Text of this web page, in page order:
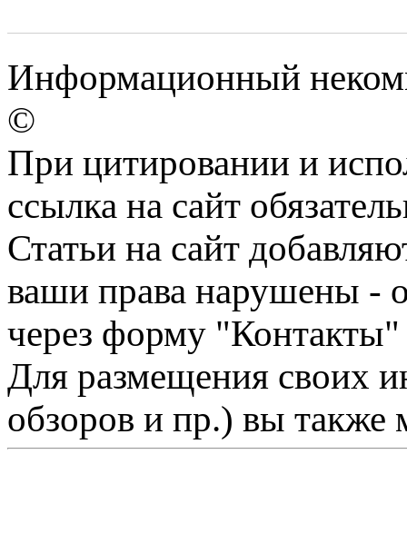
Информационный
©
При цитировании и
ссылка на сайт
Статьи на сайт
ваши права нарушены -
через форму "Контакты"
Для размещения своих
обзоров и пр.) вы также